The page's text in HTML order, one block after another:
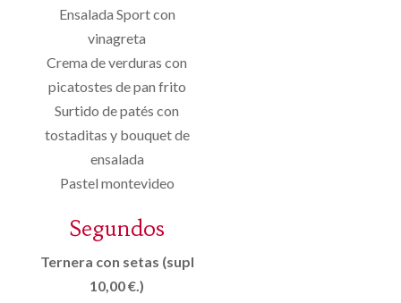
Ensalada Sport con
vinagreta
Crema de verduras con
picatostes de pan frito
Surtido de patés con
tostaditas y bouquet de
ensalada
Pastel montevideo
Segundos
Ternera con setas (supl
10,00 €.)